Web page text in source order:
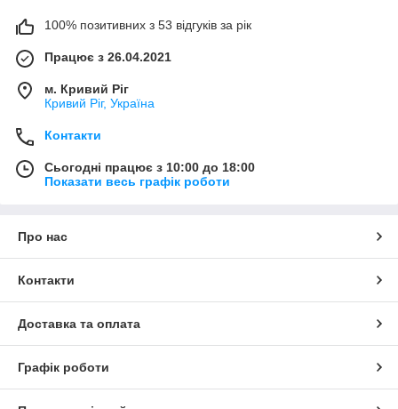
100% позитивних з 53 відгуків за рік
Працює з 26.04.2021
м. Кривий Ріг
Кривий Ріг, Україна
Контакти
Сьогодні працює з 10:00 до 18:00
Показати весь графік роботи
Про нас
Контакти
Доставка та оплата
Графік роботи